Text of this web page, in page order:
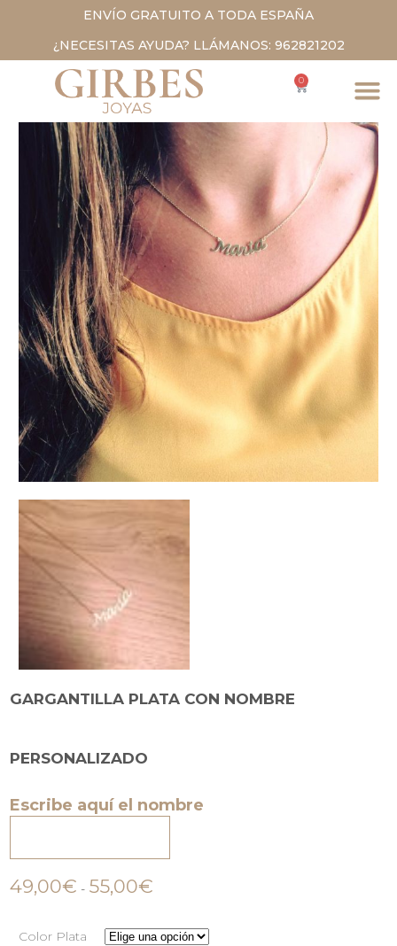
ENVÍO GRATUITO A TODA ESPAÑA
¿NECESITAS AYUDA? LLÁMANOS: 962821202
0
GARGANTILLA PLATA CON NOMBRE
PERSONALIZADO
Escribe aquí el nombre
49,00€ - 55,00€
Color Plata